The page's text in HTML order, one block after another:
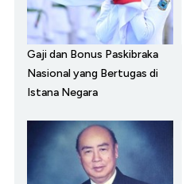
Gaji dan Bonus Paskibraka
Nasional yang Bertugas di
Istana Negara